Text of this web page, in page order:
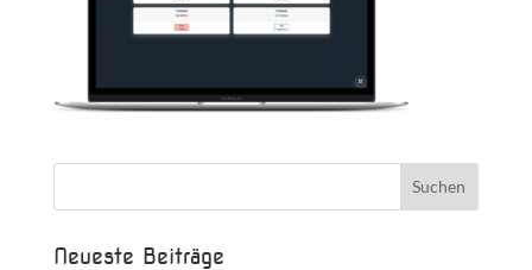
Neueste Beiträge